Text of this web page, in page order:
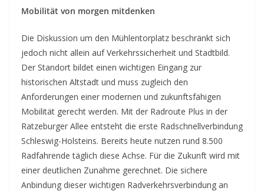
Mobilität von morgen mitdenken
Die Diskussion um den Mühlentorplatz beschränkt sich
jedoch nicht allein auf Verkehrssicherheit und Stadtbild.
Der Standort bildet einen wichtigen Eingang zur
historischen Altstadt und muss zugleich den
Anforderungen einer modernen und zukunftsfähigen
Mobilität gerecht werden. Mit der Radroute Plus in der
Ratzeburger Allee entsteht die erste Radschnellverbindung
Schleswig-Holsteins. Bereits heute nutzen rund 8.500
Radfahrende täglich diese Achse. Für die Zukunft wird mit
einer deutlichen Zunahme gerechnet. Die sichere
Anbindung dieser wichtigen Radverkehrsverbindung an